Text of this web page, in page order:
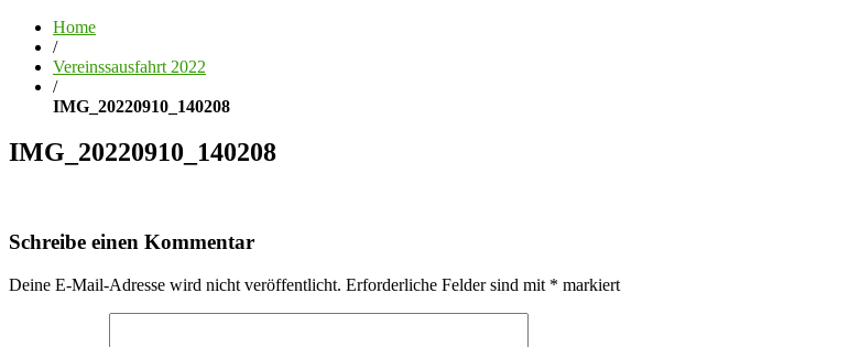
Home
/
Vereinssausfahrt 2022
/
IMG_20220910_140208
IMG_20220910_140208
Schreibe einen Kommentar
Deine E-Mail-Adresse wird nicht veröffentlicht. Erforderliche Felder sind mit * markiert